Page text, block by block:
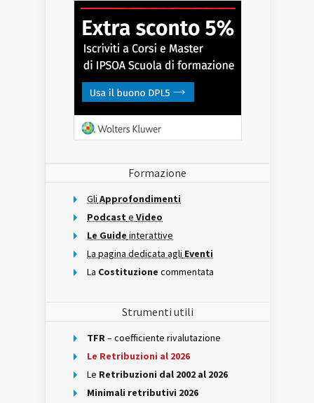
Formazione
Gli Approfondimenti
Podcast e Video
Le Guide interattive
La pagina dedicata agli Eventi
La Costituzione commentata
Strumenti utili
TFR– coefficiente rivalutazione
Le Retribuzioni al 2026
Le Retribuzioni dal 2002 al 2026
Minimali retributivi 2026